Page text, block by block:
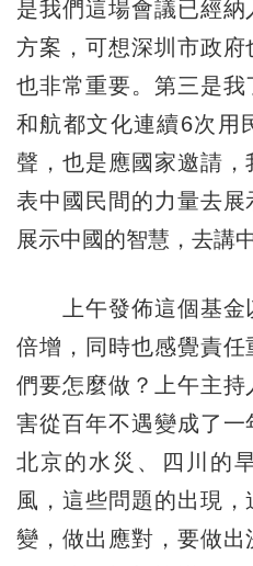
是我們這場會議已經
方案，可想深圳市政
也非常重要。第三是
和航都文化連續6次用
聲，也是應國家邀請
表中國民間的力量去
展示中國的智慧，去講
上午發佈這個基金
倍增，同時也感覺責
們要怎麼做？上午主
害從百年不遇變成了一
北京的水災、四川的
風，這些問題的出現
變，做出應對，要做